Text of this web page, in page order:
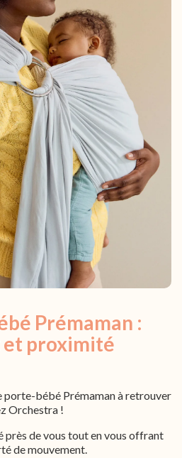
Prémaman :
proximité
bébé Prémaman à retrouver
Orchestra !
près de vous tout en vous offrant
de mouvement.